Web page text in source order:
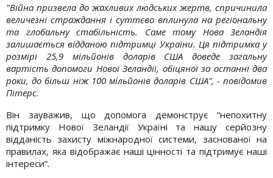
"Війна призвела до жахливих людських жертв, спричинила
величезні страждання і суттєво вплинула на регіональну
та глобальну стабільність. Саме тому Нова Зеландія
залишається відданою підтримці України. Ця підтримка у
розмірі 25,9 мільйонів доларів США доведе загальну
вартість допомоги Нової Зеландії, обіцяної за останні два
роки, до більш ніж 100 мільйонів доларів США”, - повідомив
Пітерс.
Він зауважив, що допомога демонструє “непохитну
підтримку Нової Зеландії Україні та нашу серйозну
відданість захисту міжнародної системи, заснованої на
правилах, яка відображає наші цінності та підтримує наші
інтереси”.